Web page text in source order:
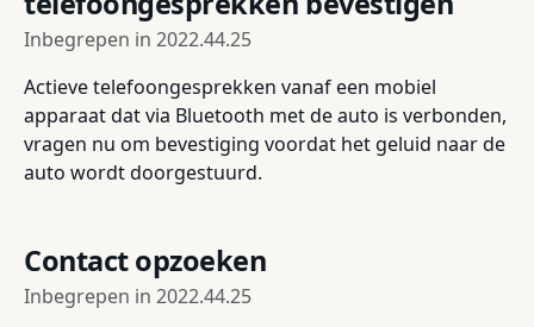
Inbegrepen in 2022.44.25
Actieve telefoongesprekken vanaf een mobiel
apparaat dat via Bluetooth met de auto is verbonden,
vragen nu om bevestiging voordat het geluid naar de
auto wordt doorgestuurd.
Contact opzoeken
Inbegrepen in 2022.44.25